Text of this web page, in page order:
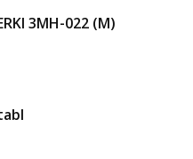
3MH-022 (M)